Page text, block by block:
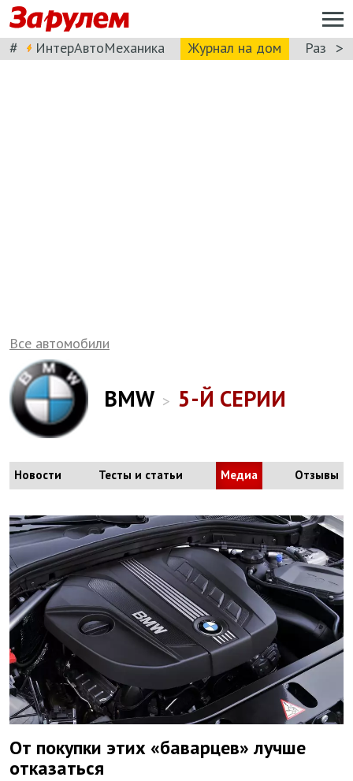
# ИнтерАвтоМеханика Журнал на дом >
Все автомобили
BMW > 5-Й СЕРИИ
Новости Тесты и статьи Медиа Отзывы
От покупки этих «баварцев» лучше
отказаться